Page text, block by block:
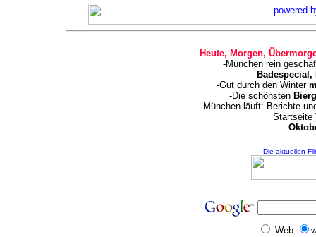
-Heute, Morgen,
-München rein
-Badespecial,
-Gut durch den Winter
-Die schönsten
-München läuft: Berichte
Startseite
-
Die aktuellen
Web